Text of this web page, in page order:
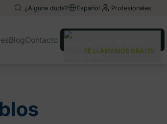
¿Alguna duda? Español
English
English
Profesionales
BlogContacto
TE LLAMAMOS GRATIS!